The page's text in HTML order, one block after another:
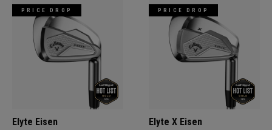
PRICE DROP
Elyte Eisen
PRICE DROP
Elyte X Eisen